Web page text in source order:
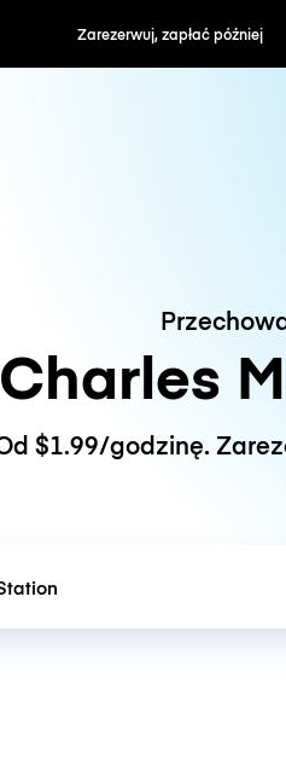
zapłać później
Charles
$1.99/godzinę.